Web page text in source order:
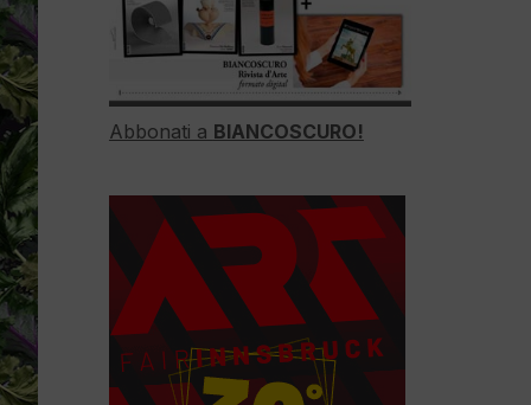
Abbonati a BIANCOSCURO!